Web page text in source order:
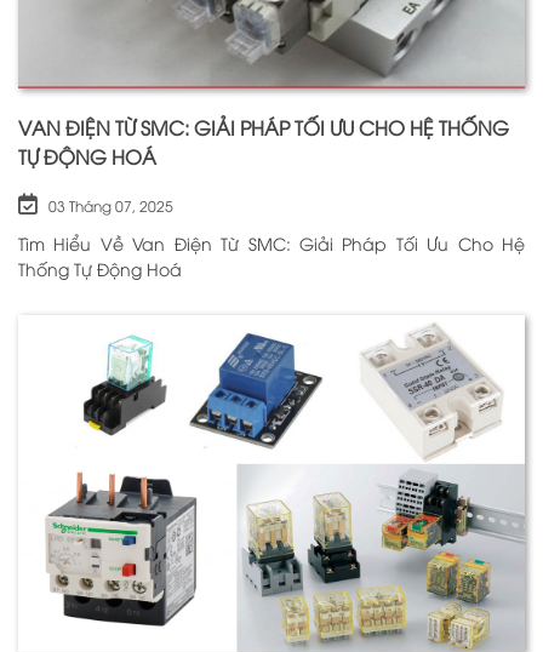
VAN ĐIỆN TỪ SMC: GIẢI PHÁP TỐI ƯU CHO HỆ THỐNG
TỰ ĐỘNG HOÁ
03 Tháng 07, 2025
Tìm Hiểu Về Van Điện Từ SMC: Giải Pháp Tối Ưu Cho Hệ
Thống Tự Động Hoá